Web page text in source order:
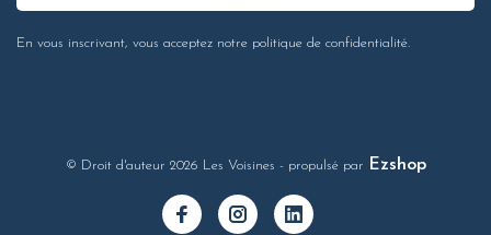
En vous inscrivant, vous acceptez notre politique de confidentialité.
© Droit d'auteur 2026 Les Voisines - propulsé par Ezshop